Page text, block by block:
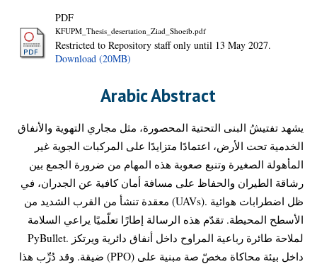
PDF
KFUPM_Thesis_desertation_Ziad_Shoeib.pdf
Restricted to Repository staff only until 13 May 2027.
Download (20MB)
Arabic Abstract
يشهد تفتيشُ البنى التحتية المحصورة، مثل مجاري التهوية والأنفاق
الخدمية تحت الأرض، اعتمادًا متزايدًا على المركبات الجوية غير
المأهولة الصغيرة وتنبع صعوبة هذه المهام من ضرورة الجمع بين
رشاقة الطيران والحفاظ على مسافة أمان كافية عن الجدران، في
ظل اضطرابات هوائية .(UAVs) معقدة تنشأ من القرب الشديد من
الأسطح المحيطة. تقدّم هذه الرسالة إطارًا تعلّميًا يراعي السلامة
لملاحة طائرة رباعية المراوح داخل أنفاق دائرية ويرتكز .PyBullet
داخل بيئة محاكاة مخصّ صة مبنية على (PPO) ضيقة. وقد دُرِّب هذا